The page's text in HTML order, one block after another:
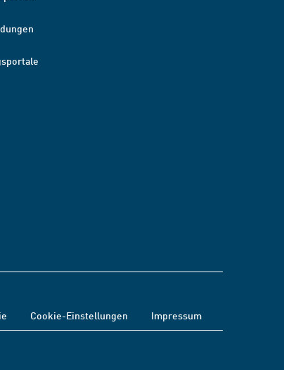
Cookie-Einstellungen Impressum